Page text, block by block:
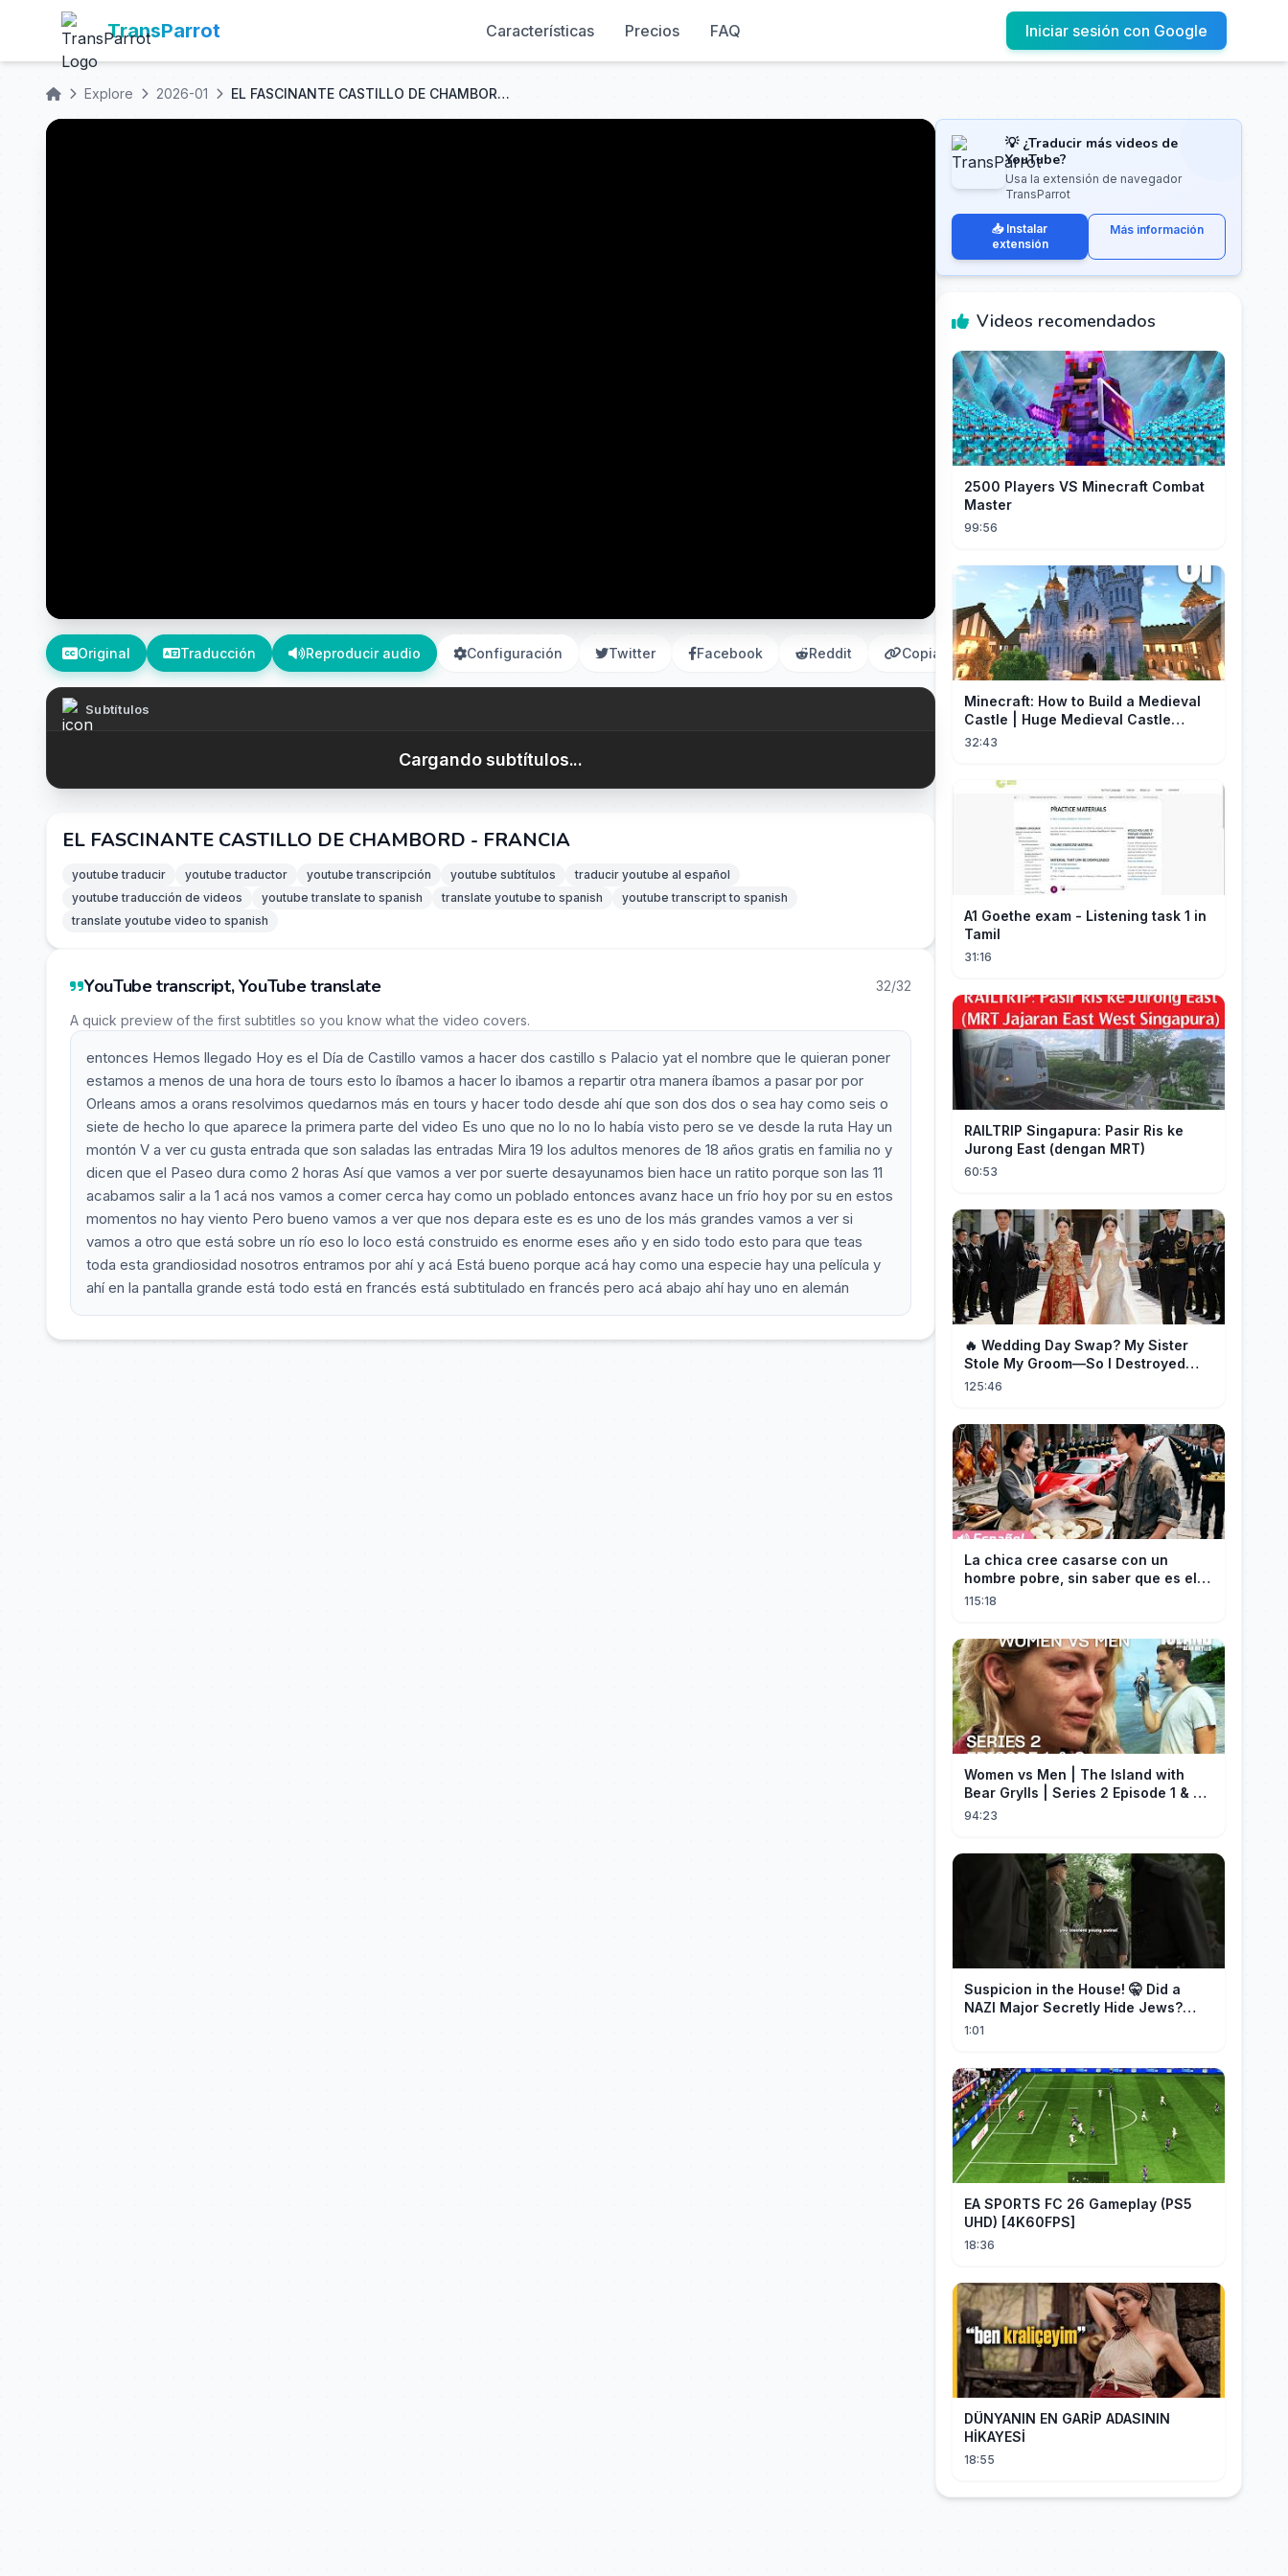
TransParrot Características Precios FAQ Iniciar sesión con Google
Explore 2026-01 EL FASCINANTE CASTILLO DE CHAMBORD - FRANCIA
Original Traducción Reproducir audio Configuración Twitter Facebook Reddit Copiar
Subtítulos
Cargando subtítulos...
EL FASCINANTE CASTILLO DE CHAMBORD - FRANCIA
youtube traducir youtube traductor youtube transcripción youtube subtítulos
traducir youtube al español
youtube traducción de videos
youtube translate to spanish translate youtube to spanish
youtube transcript to spanish
translate youtube video to spanish
YouTube transcript, YouTube translate 32/32
A quick preview of the first subtitles so you know what the video covers.
entonces Hemos llegado Hoy es el Día de Castillo vamos a hacer dos castillo s Palacio yat el nombre que le quieran poner
estamos a menos de una hora de tours esto lo íbamos a hacer lo ibamos a repartir otra manera íbamos a pasar por por
Orleans amos a orans resolvimos quedarnos más en tours y hacer todo desde ahí que son dos dos o sea hay como seis o
siete de hecho lo que aparece la primera parte del video Es uno que no lo no lo había visto pero se ve desde la ruta Hay un
montón V a ver cu gusta entrada que son saladas las entradas Mira 19 los adultos menores de 18 años gratis en familia no y
dicen que el Paseo dura como 2 horas Así que vamos a ver por suerte desayunamos bien hace un ratito porque son las 11
acabamos salir a la 1 acá nos vamos a comer cerca hay como un poblado entonces avanz hace un frío hoy por su en estos
momentos no hay viento Pero bueno vamos a ver que nos depara este es es uno de los más grandes vamos a ver si
vamos a otro que está sobre un río eso lo loco está construido es enorme eses año y en sido todo esto para que teas
toda esta grandiosidad nosotros entramos por ahí y acá Está bueno porque acá hay como una especie hay una película y
ahí en la pantalla grande está todo está en francés está subtitulado en francés pero acá abajo ahí hay uno en alemán
💡 ¿Traducir más videos de
YouTube?
Usa la extensión de navegador
TransParrot
📥 Instalar
extensión
Más información
Videos recomendados
2500 Players VS Minecraft Combat
Master
99:56
Minecraft: How to Build a Medieval
Castle | Huge Medieval Castle
Tutorial - Part 1
32:43
A1 Goethe exam - Listening task 1 in
Tamil
31:16
RAILTRIP Singapura: Pasir Ris ke
Jurong East (dengan MRT)
60:53
🔥 Wedding Day Swap? My Sister
Stole My Groom—So I Destroyed
Them All 👑#movie #drama
125:46
La chica cree casarse con un
hombre pobre, sin saber que es el
hombre más rico del mundo
115:18
Women vs Men | The Island with
Bear Grylls | Series 2 Episode 1 & 2 |
Full Episode
94:23
Suspicion in the House! 🤫 Did a
NAZI Major Secretly Hide Jews?
#short #movie
1:01
EA SPORTS FC 26 Gameplay (PS5
UHD) [4K60FPS]
18:36
DÜNYANIN EN GARİP ADASININ
HİKAYESİ
18:55